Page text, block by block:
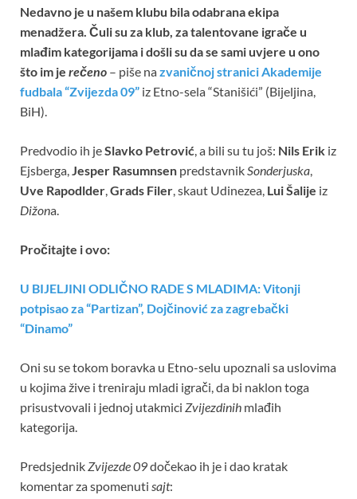
Nedavno je u našem klubu bila odabrana ekipa
menadžera. Čuli su za klub, za talentovane igrače u
mlađim kategorijama i došli su da se sami uvjere u ono
što im je rečeno – piše nazvaničnoj stranici Akademije
fudbala “Zvijezda 09” iz Etno-sela “Stanišići” (Bijeljina,
BiH).
Predvodio ih jeSlavko Petrović , a bili su tu još: Nils Erik iz
Ejsberga, Jesper Rasumnsen predstavnik Sonderjuska
Uve Rapodlder Grads Filer , skaut Udinezea, Lui Šalije iz
Dižona.
Pročitajte i ovo:
U BIJELJINI ODLIČNO RADE S MLADIMA: Vitonji
potpisao za “Partizan”, Dojčinović za zagrebački
“Dinamo”
Oni su se tokom boravka u Etno-selu upoznali sa uslovima
u kojima žive i treniraju mladi igrači, da bi naklon toga
prisustvovali i jednoj utakmici Zvijezdinih mlađih
kategorija.
Predsjednik Zvijezde 09dočekao ih je i dao kratak
komentar za spomenuti sajt: